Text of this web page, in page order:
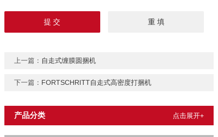
上一篇： 自走式缠膜圆捆机
下一篇： FORTSCHRITT自走式高密度打捆机
产品分类 点击展开+